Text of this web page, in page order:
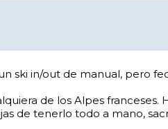
ski in/out de manual, pero
de los Alpes
de tenerlo todo a mano,